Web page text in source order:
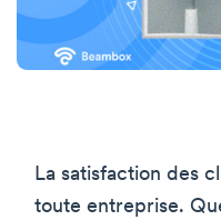
La satisfaction des
toute entreprise.